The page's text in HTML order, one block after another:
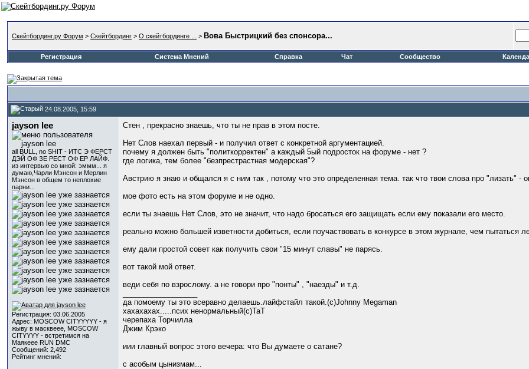
Скейтбординг.ру Форум > Скейтбординг > О скейтбординге ... > Вова Быстрицкий без спонсора...
Регистрация
Система Мнений Справка Чат Сообщество
24.08.2005, 15:59
jayson lee
all BULL, no SHIT - ИТС Э ФЕРСТ
ДЭЙ ОФ ЗЕ РЕСТ ОФ ЕР ЛАЙФ.
из интервью со мной: эммм... я
думаю,Чарли Мэнсон и Мерлин
Мэнсон в общем то неплохие
парни...
Регистрация: 03.06.2005
Адрес: MOSCOW CITYYYYY - я
жыву в масквеее, MOSCOW
CITYYYY - встретимся на
Маякеее RUN DMC
Сообщений: 2,492
Рейтинг мнений:
Стен , прекрасно знаешь, что ты не прав в этом посте.
Нет Слов наехал первый - и получил ответ с конкретной аргументацией.
почему я должен быть "политкорректен" а каждый 5ый подросток на форуме - нет ?
где логика, тем более "безпрестрастная модерская"?
Австрию я знаю и общался я с ним так , потому что это определенная тема. так что твои слова про "лизать" -
мое фото есть на этом форуме и не одно.
если ты знаешь Нет Слов, это не значит, что надо бросаться его защищать если ему показали его место.
реально можно большей изветности добиться, если поучаствовать в конкурсе в этом журнале, чем пытаться
ему дали простой совет как получить свои "15 минут славы" не парясь.
вот такой мой ответ.
веди себя по взрослому. а не говори про "понты" , "наезды" и т.д.
да помоему ты это всеравно делаешь.лайфстайл такой.(c)Johnny Megaman
хахахахах.....псих ненормальный(с)ТаТ
черепаха Торчилла
Джим Крэко
иии главный вопрос этого вечера: что Вы думаете о сатане?
с асобым цынизмам...